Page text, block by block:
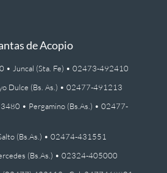
de Acopio
• Juncal (Sta. Fe) • 02473-492410
Dulce (Bs. As.) • 02477-491213
• Pergamino (Bs.As.) • 02477-
(Bs.As.) • 02474-431551
(Bs.As.) • 02324-405000